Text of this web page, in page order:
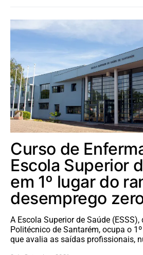
Curso de
Escola Superior
em 1º lugar do
desemprego
A Escola Superior de Saúde
Politécnico de Santarém, ocupa o
que avalia as saídas profissionais,